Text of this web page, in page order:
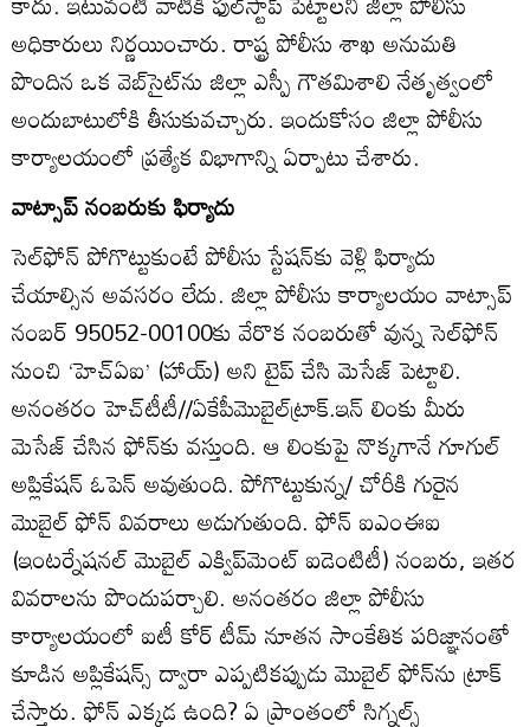
అధికారులు నిర్ణయించారు. రాష్ట్ర పోలీసు శాఖ అనుమతి
పొందిన ఒక వెబ్‌సైట్‌ను జిల్లా ఎస్పీ గౌతమిశాలి నేతృత్వంలో
అందుబాటులోకి తీసుకువచ్చారు. ఇందుకోసం జిల్లా పోలీసు
కార్యాలయంలో ప్రత్యేక విభాగాన్ని ఏర్పాటు చేశారు.
వాట్సాప్‌ నంబరుకు ఫిర్యాదు
సెల్‌ఫోన్‌ పోగొట్టుకుంటే పోలీసు స్టేషన్‌కు వెళ్లి ఫిర్యాదు
చేయాల్సిన అవసరం లేదు. జిల్లా పోలీసు కార్యాలయం వాట్సాప్‌
నంబర్‌ 95052-00100కు వేరొక నంబరుతో వున్న సెల్‌ఫోన్‌
నుంచి ‘హెచ్‌ఏఐ’ (హాయ్‌) అని టైప్‌ చేసి మెసేజ్‌ పెట్టాలి.
అనంతరం హెచ్‌టీటీ//ఏకేపీమొబైల్‌ట్రాక్‌.ఇన్‌ లింకు మీరు
మెసేజ్‌ చేసిన ఫోన్‌కు వస్తుంది. ఆ లింకుపై నొక్కగానే గూగుల్‌
అప్లికేషన్‌ ఓపెన్‌ అవుతుంది. పోగొట్టుకున్న/ చోరీకి గురైన
మొబైల్‌ ఫోన్‌ వివరాలు అడుగుతుంది. ఫోన్‌ ఐఎంఈఐ
(ఇంటర్నేషనల్‌ మొబైల్‌ ఎక్విప్‌మెంట్‌ ఐడెంటిటీ) నంబరు, ఇతర
వివరాలను పొందుపర్చాలి. అనంతరం జిల్లా పోలీసు
కార్యాలయంలో ఐటీ కోర్‌ టీమ్‌ నూతన సాంకేతిక పరిజ్ఞానంతో
కూడిన అప్లికేషన్స్‌ ద్వారా ఎప్పటికప్పుడు మొబైల్‌ ఫోన్‌ను ట్రాక్‌
చేస్తారు. ఫోన్‌ ఎక్కడ ఉంది? ఏ ప్రాంతంలో సిగ్నల్స్‌